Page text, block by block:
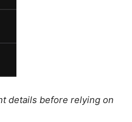
details before relying on